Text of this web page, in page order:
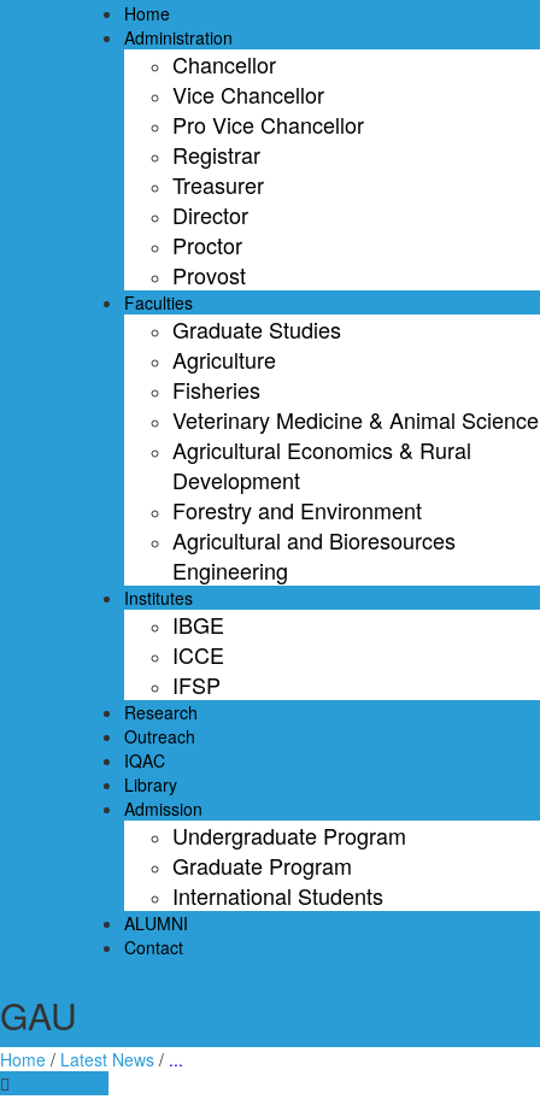
Home
Administration
Chancellor
Vice Chancellor
Pro Vice Chancellor
Registrar
Treasurer
Director
Proctor
Provost
Faculties
Graduate Studies
Agriculture
Fisheries
Veterinary Medicine & Animal Science
Agricultural Economics & Rural
Development
Forestry and Environment
Agricultural and Bioresources
Engineering
Institutes
IBGE
ICCE
IFSP
Research
Outreach
IQAC
Library
Admission
Undergraduate Program
Graduate Program
International Students
ALUMNI
Contact
GAU
Home / Latest News / ...